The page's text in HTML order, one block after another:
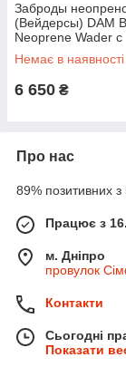
Заброды
(Вейдерсы) DAM
Neoprene Wader с
наколенниками
57688
Немає в наявності
6 650 ₴
Про нас
89% позитивних з
Працює з
м. Дніпро
провулок
Контакти
Сьогодні
Показати